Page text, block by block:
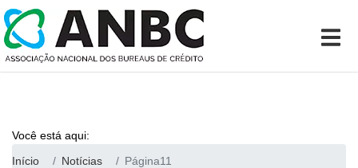
Você está aqui:
Início
Notícias Página11